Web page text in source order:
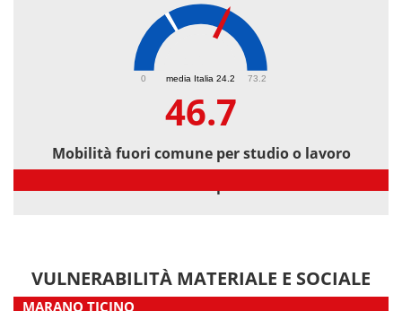
media Italia 24.2
0 73.2
46.7
Mobilità fuori comune per studio o lavoro
VULNERABILITÀ MATERIALE E SOCIALE
MARANO TICINO